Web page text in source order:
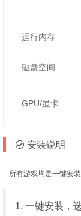
运行内存
磁盘空间
GPU/显卡
安装说明
所有游戏均是一键安
1. 一键安装，